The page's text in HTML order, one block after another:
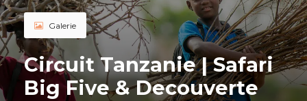
Galerie
Circuit Tanzanie | Safari
Big Five & Decouverte